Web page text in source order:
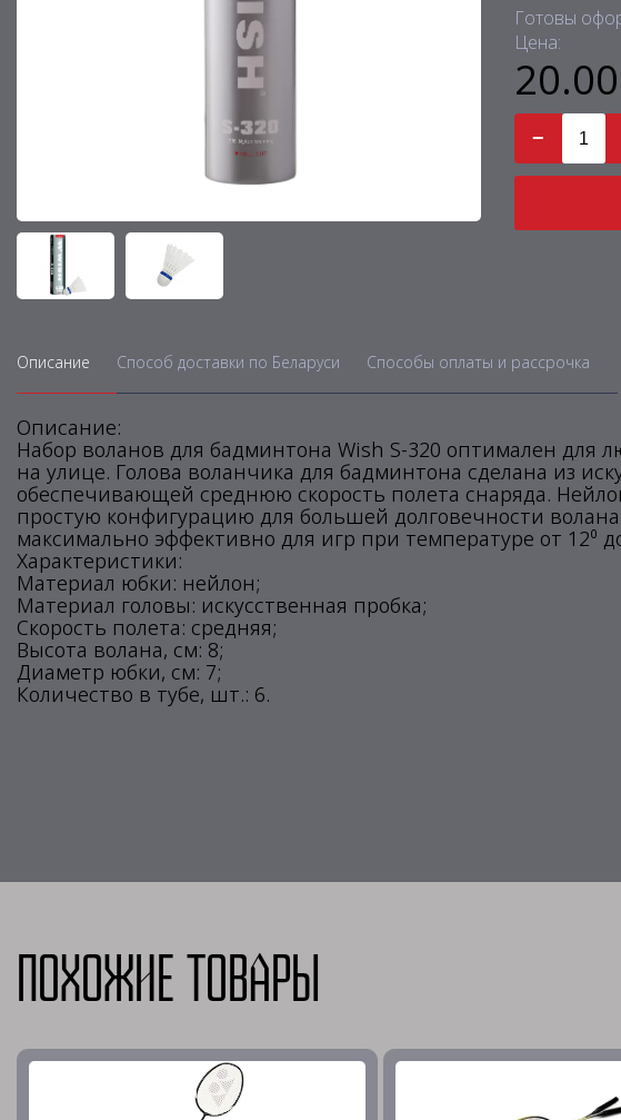
Готовы
Цена:
−
Описание Способ доставки по Беларуси Способы оплаты и рассрочка
Описание:
Набор воланов для бадминтона Wish S-320 оптимален для
на улице. Голова воланчика для бадминтона сделана из
обеспечивающей среднюю скорость полета снаряда.
простую конфигурацию для большей долговечности
максимально эффективно для игр при температуре от 12⁰
Характеристики:
Материал юбки: нейлон;
Материал головы: искусственная пробка;
Скорость полета: средняя;
Высота волана, см: 8;
Диаметр юбки, см: 7;
Количество в тубе, шт.: 6.
Похожие товары